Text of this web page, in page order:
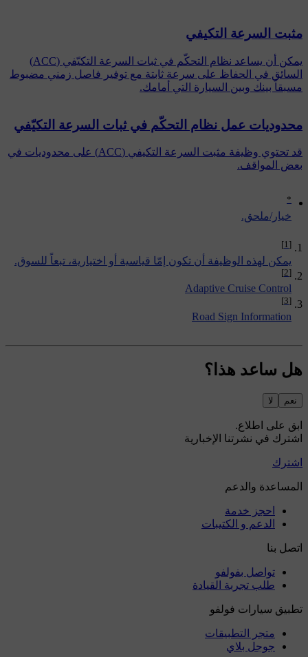
*
‏خيار/ملحق.
[1]
يمكن لهذه الوظيفة أن تكون إمّا قياسية أو اختيارية، تبعاً للسوق.
[2]
Adaptive Cruise Control
[3]
Road Sign Information
مثبت السرعة التكيفي
يمكن أن يساعد نظام التحكّم في ثبات السرعة التكيّفي (ACC)
السائق في الحفاظ على سرعة ثابتة مع توفير فاصل زمني مضبوط
مسبقاً بينك وبين السيارة التي أمامك.
محدوديات عمل نظام التحكّم في ثبات السرعة التكيّفي
قد تحتوي وظيفة مثبت السرعة التكيفي (ACC) على محدوديات في
بعض المواقف.
هل ساعد هذا؟
نعم لا